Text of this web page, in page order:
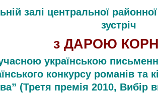
залі центральної
зустріч
з ДАРОЮ
українською
конкурсу романів та
(Третя премія 2010, Вибір